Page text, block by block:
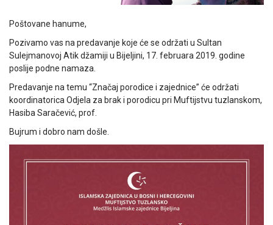
Poštovane hanume,
Pozivamo vas na predavanje koje će se održati u Sultan
Sulejmanovoj Atik džamiji u Bijeljini, 17. februara 2019. godine
poslije podne namaza.
Predavanje na temu “Značaj porodice i zajednice” će održati
koordinatorica Odjela za brak i porodicu pri Muftijstvu tuzlanskom,
Hasiba Saračević, prof.
Bujrum i dobro nam došle.